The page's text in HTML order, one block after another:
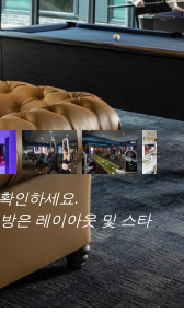
인하세요.
은 레이아웃 및 스타